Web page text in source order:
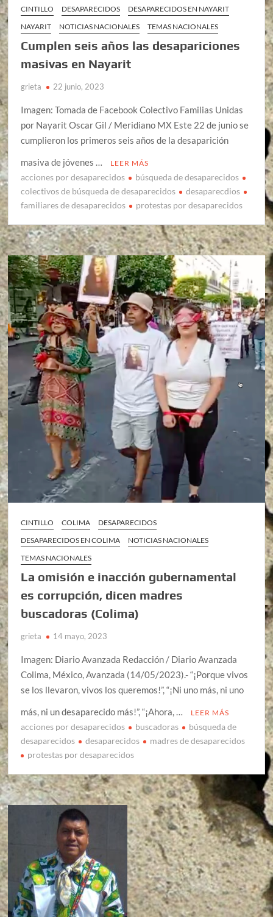
CINTILLO DESAPARECIDOS
DESAPARECIDOS EN NAYARIT
NAYARIT
NOTICIAS NACIONALES TEMAS NACIONALES
Cumplen seis años las desapariciones
masivas en Nayarit
grieta 22 junio, 2023
Imagen: Tomada de Facebook Colectivo Familias Unidas
por Nayarit Oscar Gil / Meridiano MX Este 22 de junio se
cumplieron los primeros seis años de la desaparición
masiva de jóvenes …
LEER MÁS
acciones por desaparecidos
búsqueda de desaparecidos
colectivos de búsqueda de desaparecidos
desaparecdios
familiares de desaparecidos
protestas por desaparecidos
CINTILLO COLIMA
DESAPARECIDOS
DESAPARECIDOS EN COLIMA
NOTICIAS NACIONALES
TEMAS NACIONALES
La omisión e inacción gubernamental
es corrupción, dicen madres
buscadoras (Colima)
grieta 14 mayo, 2023
Imagen: Diario Avanzada Redacción / Diario Avanzada
Colima, México, Avanzada (14/05/2023).- “¡Porque vivos
se los llevaron, vivos los queremos!”, “¡Ni uno más, ni uno
más, ni un desaparecido más!”, “¡Ahora, …
LEER MÁS
acciones por desaparecidos buscadoras
búsqueda de
desaparecidos
desaparecidos
madres de desaparecidos
protestas por desaparecidos